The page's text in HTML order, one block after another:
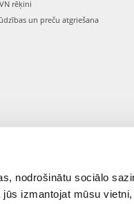
nodrošinātu sociālo
izmantojat mūsu
rēķini
un preču atgriešana